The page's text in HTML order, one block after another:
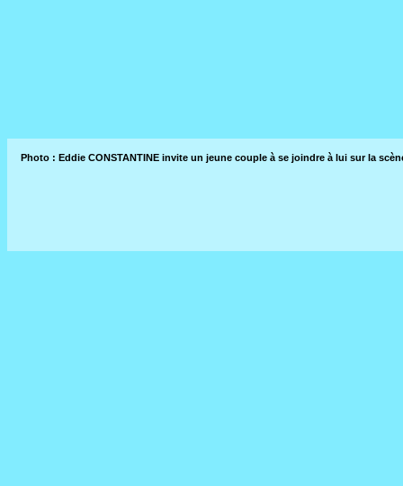
Photo : Eddie CONSTANTINE invite un jeune couple à se joindre à lui sur la